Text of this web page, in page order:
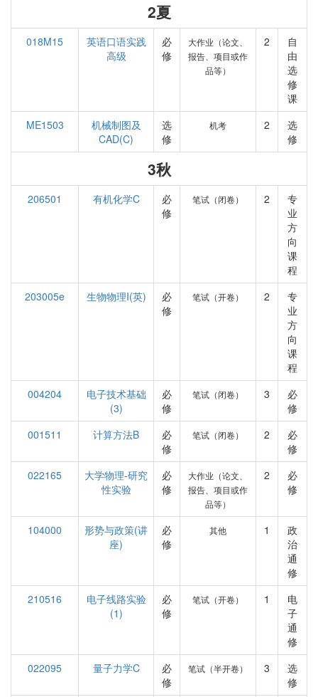
2夏
018M15
英语口语实践
高级
必
修
大作业（论文、
报告、项目或作
品等）
2
自
由
选
修
课
ME1503
机械制图及
CAD(C)
选
修
机考 2
选
修
3秋
206501 有机化学C
必
修
笔试（闭卷） 2
专
业
方
向
课
程
203005e
生物物理I(英)
必
修
笔试（开卷） 2
专
业
方
向
课
程
004204
电子技术基础
(3)
必
修
笔试（闭卷） 3
必
修
001511
计算方法B
必
修
笔试（闭卷） 2
必
修
022165
大学物理-研究
性实验
必
修
大作业（论文、
报告、项目或作
品等）
2
必
修
104000
形势与政策(讲
座)
必
修
其他 1
政
治
通
修
210516
电子线路实验
(1)
必
修
笔试（开卷） 1
电
子
通
修
022095
量子力学C
必
修
笔试（半开卷） 3
选
修